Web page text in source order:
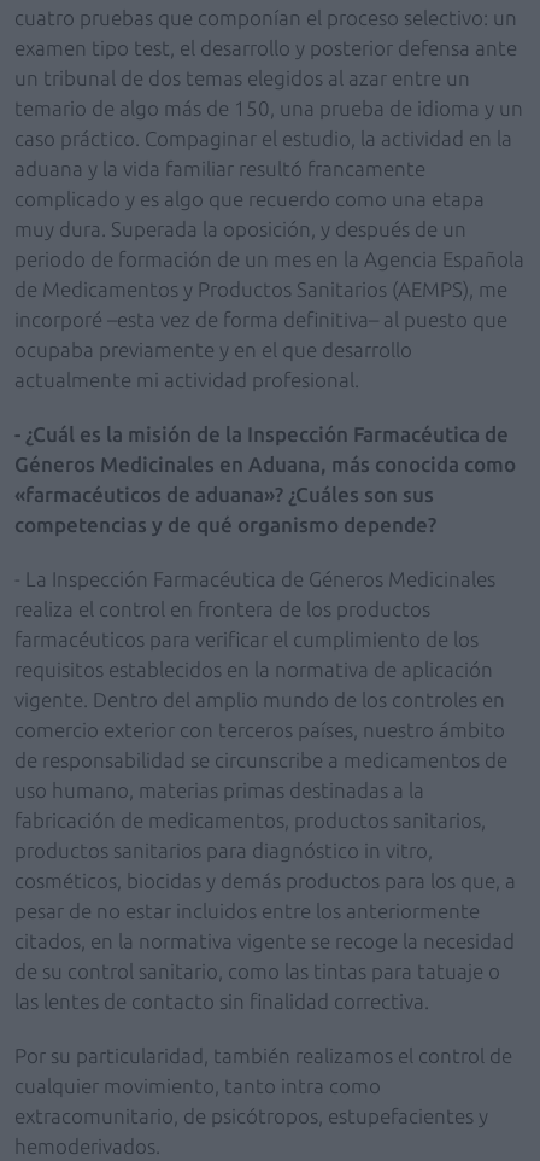
cuatro pruebas que componían el proceso selectivo: un
examen tipo test, el desarrollo y posterior defensa ante
un tribunal de dos temas elegidos al azar entre un
temario de algo más de 150, una prueba de idioma y un
caso práctico. Compaginar el estudio, la actividad en la
aduana y la vida familiar resultó francamente
complicado y es algo que recuerdo como una etapa
muy dura. Superada la oposición, y después de un
periodo de formación de un mes en la Agencia Española
de Medicamentos y Productos Sanitarios (AEMPS), me
incorporé –esta vez de forma definitiva– al puesto que
ocupaba previamente y en el que desarrollo
actualmente mi actividad profesional.
- ¿Cuál es la misión de la Inspección Farmacéutica de
Géneros Medicinales en Aduana, más conocida como
«farmacéuticos de aduana»? ¿Cuáles son sus
competencias y de qué organismo depende?
- La Inspección Farmacéutica de Géneros Medicinales
realiza el control en frontera de los productos
farmacéuticos para verificar el cumplimiento de los
requisitos establecidos en la normativa de aplicación
vigente. Dentro del amplio mundo de los controles en
comercio exterior con terceros países, nuestro ámbito
de responsabilidad se circunscribe a medicamentos de
uso humano, materias primas destinadas a la
fabricación de medicamentos, productos sanitarios,
productos sanitarios para diagnóstico in vitro,
cosméticos, biocidas y demás productos para los que, a
pesar de no estar incluidos entre los anteriormente
citados, en la normativa vigente se recoge la necesidad
de su control sanitario, como las tintas para tatuaje o
las lentes de contacto sin finalidad correctiva.
Por su particularidad, también realizamos el control de
cualquier movimiento, tanto intra como
extracomunitario, de psicótropos, estupefacientes y
hemoderivados.